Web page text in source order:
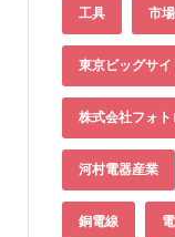
工具 市
東京ビッグサイ
株式会社フォト
河村電器産業
銅電線